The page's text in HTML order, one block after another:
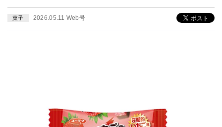
菓子 2026.05.11 Web号